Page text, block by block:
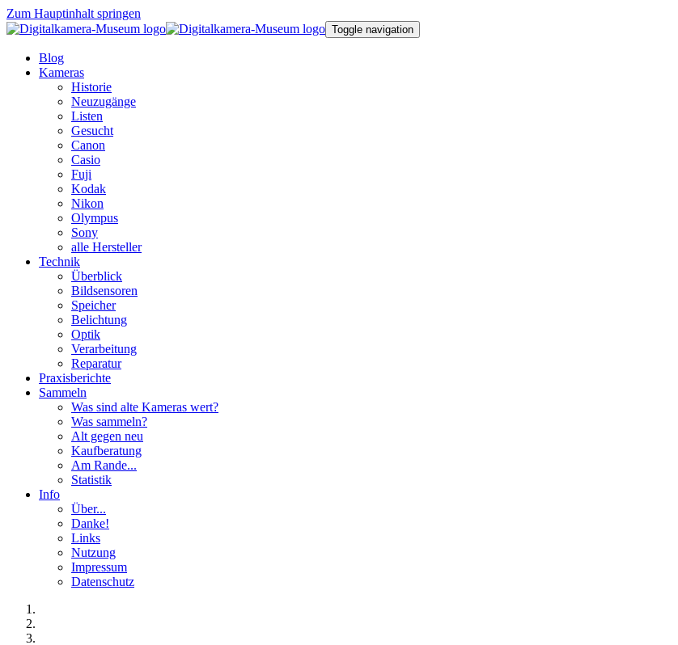
Zum Hauptinhalt springen
Toggle navigation
Blog
Kameras
Historie
Neuzugänge
Listen
Gesucht
Canon
Casio
Fuji
Kodak
Nikon
Olympus
Sony
alle Hersteller
Technik
Überblick
Bildsensoren
Speicher
Belichtung
Optik
Verarbeitung
Reparatur
Praxisberichte
Sammeln
Was sind alte Kameras wert?
Was sammeln?
Alt gegen neu
Kaufberatung
Am Rande...
Statistik
Info
Über...
Danke!
Links
Nutzung
Impressum
Datenschutz